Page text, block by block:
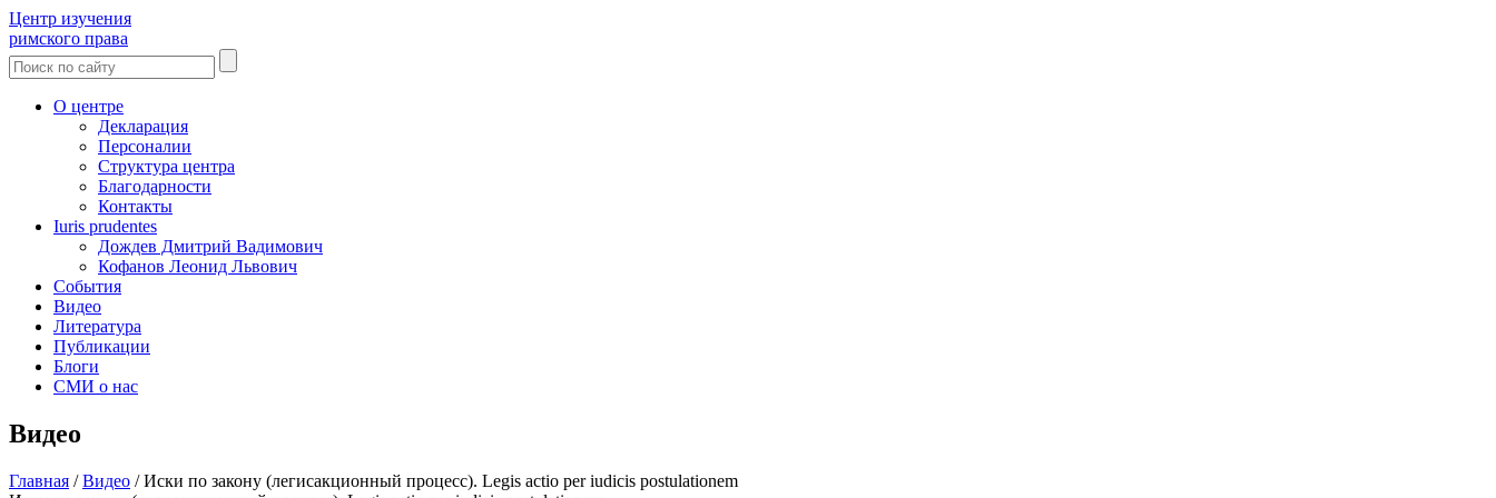
Центр изучения
римского права
О центре
Декларация
Персоналии
Структура центра
Благодарности
Контакты
Iuris prudentes
Дождев Дмитрий Вадимович
Кофанов Леонид Львович
События
Видео
Литература
Публикации
Блоги
СМИ о нас
Видео
Главная /Видео /Иски по закону (легисакционный процесс). Legis actio per iudicis postulationem